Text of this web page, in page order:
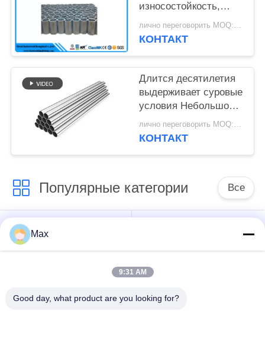
износостойкость,
экономия средств,
готовые леса, цинк
лично переговорить MOQ:1 шт.
КОНТАКТ
Длится десятилетия
выдерживает суровые
условия Небольшое
Небольшое
размеров
лично переговорить MOQ:1 шт.
КОНТАКТ
Популярные категории Все
Труба сплава
никеля
труба нержавеющей
стали
труба аустенитной
покрынная стальная
Max
9:31 AM
Good day, what product are you looking for?